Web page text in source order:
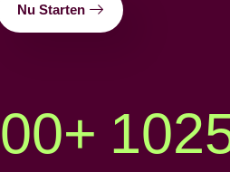
Nu Starten
+ 10